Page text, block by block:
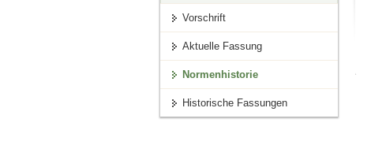
Vorschrift
Aktuelle Fassung
Normenhistorie
Historische Fassungen